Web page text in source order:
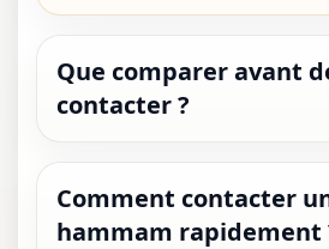
Que comparer avant
contacter ?
Comment contacter
hammam rapidement